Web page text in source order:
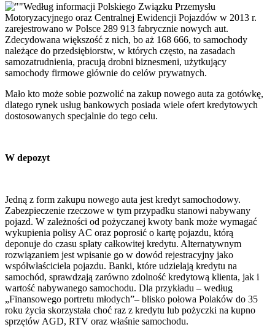
Według informacji Polskiego Związku Przemysłu
Motoryzacyjnego oraz Centralnej Ewidencji Pojazdów w 2013 r.
zarejestrowano w Polsce 289 913 fabrycznie nowych aut.
Zdecydowana większość z nich, bo aż 168 666, to samochody
należące do przedsiębiorstw, w których często, na zasadach
samozatrudnienia, pracują drobni biznesmeni, użytkujący
samochody firmowe głównie do celów prywatnych.
Mało kto może sobie pozwolić na zakup nowego auta za gotówkę,
dlatego rynek usług bankowych posiada wiele ofert kredytowych
dostosowanych specjalnie do tego celu.
W depozyt
Jedną z form zakupu nowego auta jest kredyt samochodowy.
Zabezpieczenie rzeczowe w tym przypadku stanowi nabywany
pojazd. W zależności od pożyczanej kwoty bank może wymagać
wykupienia polisy AC oraz poprosić o kartę pojazdu, którą
deponuje do czasu spłaty całkowitej kredytu. Alternatywnym
rozwiązaniem jest wpisanie go w dowód rejestracyjny jako
współwłaściciela pojazdu. Banki, które udzielają kredytu na
samochód, sprawdzają zarówno zdolność kredytową klienta, jak i
wartość nabywanego samochodu. Dla przykładu – według
„Finansowego portretu młodych”– blisko połowa Polaków do 35
roku życia skorzystała choć raz z kredytu lub pożyczki na kupno
sprzętów AGD, RTV oraz właśnie samochodu.